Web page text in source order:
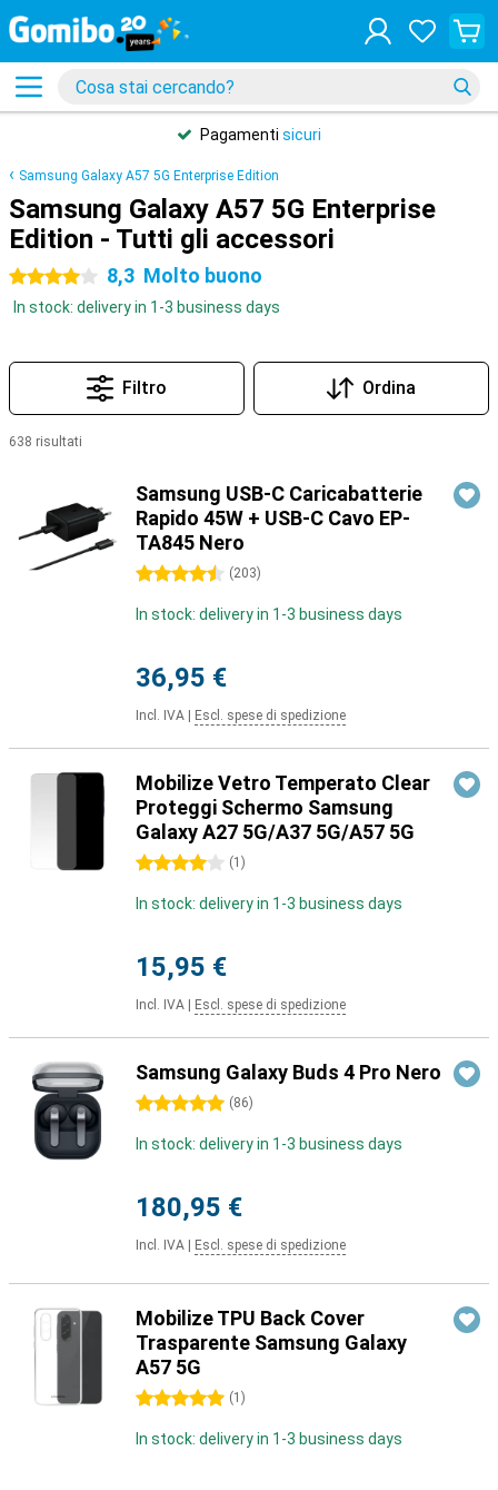
Pagamenti sicuri
Samsung Galaxy A57 5G Enterprise Edition
Samsung Galaxy A57 5G Enterprise
Edition - Tutti gli accessori
4 stelle 8,3 Molto buono
In stock: delivery in 1-3 business days
Filtro Ordina
638 risultati
Samsung USB-C Caricabatterie
Rapido 45W + USB-C Cavo EP-
TA845 Nero
4.5 stelle (203)
In stock: delivery in 1-3 business days
36,95 €
Incl. IVA Escl. spese di spedizione
Mobilize Vetro Temperato Clear
Proteggi Schermo Samsung
Galaxy A27 5G/A37 5G/A57 5G
4 stelle (1 )
In stock: delivery in 1-3 business days
15,95 €
Incl. IVA Escl. spese di spedizione
Samsung Galaxy Buds 4 Pro Nero
5 stelle (86)
In stock: delivery in 1-3 business days
180,95 €
Incl. IVA Escl. spese di spedizione
Mobilize TPU Back Cover
Trasparente Samsung Galaxy
A57 5G
5 stelle (1 )
In stock: delivery in 1-3 business days